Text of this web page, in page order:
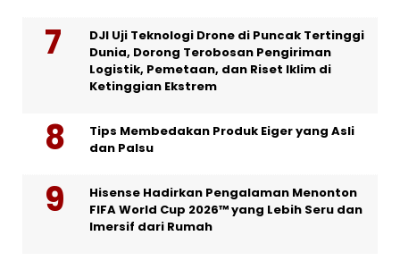
DJI Uji Teknologi Drone di Puncak Tertinggi
Dunia, Dorong Terobosan Pengiriman
Logistik, Pemetaan, dan Riset Iklim di
Ketinggian Ekstrem
Tips Membedakan Produk Eiger yang Asli
dan Palsu
Hisense Hadirkan Pengalaman Menonton
FIFA World Cup 2026™ yang Lebih Seru dan
Imersif dari Rumah